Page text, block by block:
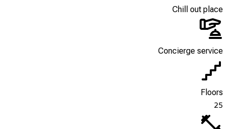
Chill out place
Concierge service
Floors
25